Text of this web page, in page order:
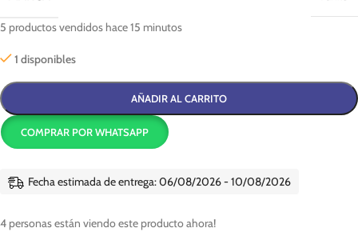
5 productos vendidos hace 15 minutos
1 disponibles
AÑADIR AL CARRITO
COMPRAR POR WHATSAPP
Fecha estimada de entrega: 06/08/2026 - 10/08/2026
4 personas están viendo este producto ahora!